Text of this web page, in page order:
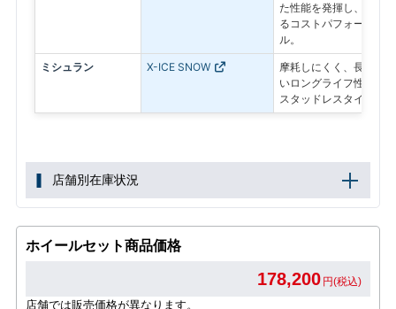
た性能を発揮し、その
るコストパフォーマン
ル。
ミシュラン X-ICE SNOW
摩耗しにくく、長期間
いロングライフ性能が
スタッドレスタイヤ
店舗別在庫状況
ホイールセット商品価格
178,200 円(税込)
店舗では販売価格が異なります。